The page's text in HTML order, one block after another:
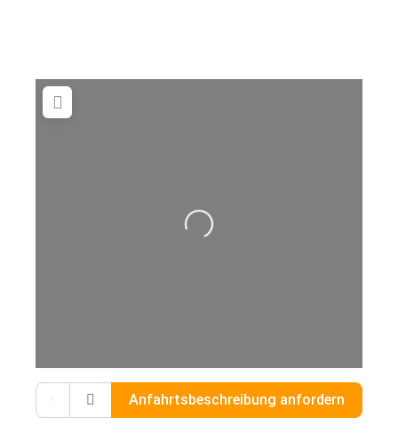
Wird geladen …
Gib deinen Standort ein.
Anfahrtsbeschreibung anfordern